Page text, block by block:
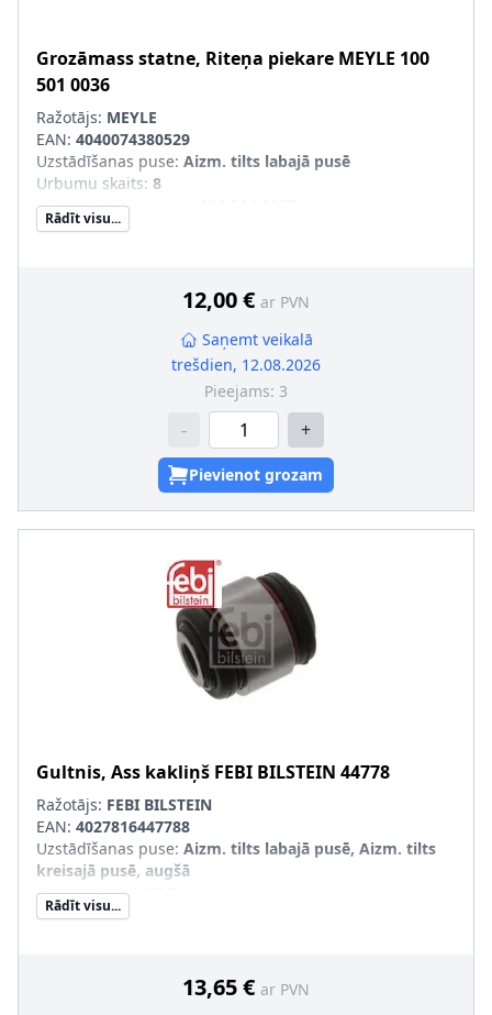
Grozāmass statne, Riteņa piekare MEYLE 100
501 0036
Ražotājs: MEYLE
EAN: 4040074380529
Uzstādīšanas puse: Aizm. tilts labajā pusē
Urbumu skaits: 8
pāra artikulu numuri
Rādīt visu...
12,00 € ar PVN
Saņemt veikalā
trešdien, 12.08.2026
Pieejams: 3
- +
Pievienot grozam
Gultnis, Ass kakliņš FEBI BILSTEIN 44778
Ražotājs: FEBI BILSTEIN
EAN: 4027816447788
Uzstādīšanas puse: Aizm. tilts labajā pusē, Aizm. tilts
kreisajā pusē, augšā
Garums [mm]
Masa [kg]:0,28
:Sfēriskais gultnis ar mucveida
Rādīt visu...
13,65 € ar PVN